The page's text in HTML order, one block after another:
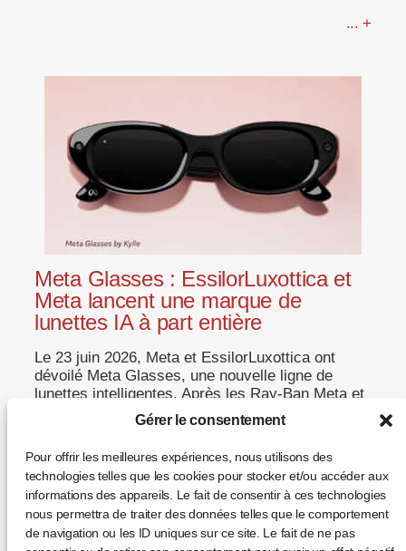
Gérer le consentement
Pour offrir les meilleures expériences, nous utilisons des
technologies telles que les cookies pour stocker et/ou accéder aux
informations des appareils. Le fait de consentir à ces technologies
nous permettra de traiter des données telles que le comportement
de navigation ou les ID uniques sur ce site. Le fait de ne pas
... +
Meta Glasses : EssilorLuxottica et
Meta lancent une marque de
lunettes IA à part entière
Le 23 juin 2026, Meta et EssilorLuxottica ont
dévoilé Meta Glasses, une nouvelle ligne de
lunettes intelligentes. Après les Ray-Ban Meta et
les Oakley Meta, c’est la première fois que le
wearable porte directement le nom de Meta —
signe que la lunette connectée s’affirme comme
une catégorie optique autonome, et non plus
comme un […]
... +